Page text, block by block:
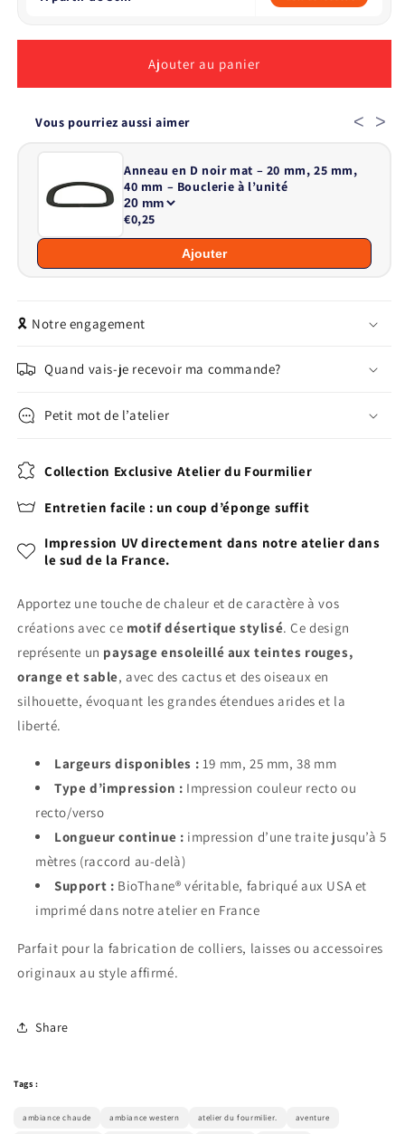
Ajouter au panier
Vous pourriez aussi aimer < >
Anneau en D noir mat – 20 mm, 25 mm,
40 mm – Bouclerie à l’unité
€0,25
Ajouter
🎗️ Notre engagement
Quand vais-je recevoir ma commande?
Petit mot de l’atelier
Collection Exclusive Atelier du Fourmilier
Entretien facile : un coup d’éponge suffit
Impression UV directement dans notre atelier dans
le sud de la France.
Apportez une touche de chaleur et de caractère à vos
créations avec ce motif désertique stylisé. Ce design
représente un paysage ensoleillé aux teintes rouges,
orange et sable, avec des cactus et des oiseaux en
silhouette, évoquant les grandes étendues arides et la
liberté.
Largeurs disponibles : 19 mm, 25 mm, 38 mm
Type d’impression : Impression couleur recto ou
recto/verso
Longueur continue : impression d’une traite jusqu’à 5
mètres (raccord au-delà)
Support : BioThane® véritable, fabriqué aux USA et
imprimé dans notre atelier en France
Parfait pour la fabrication de colliers, laisses ou accessoires
originaux au style affirmé.
Share
Tags :
ambiance chaude ambiance western atelier du fourmilier. aventure